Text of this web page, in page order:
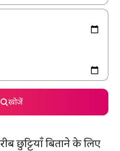
खोजें
छुट्टियाँ बिताने के लिए